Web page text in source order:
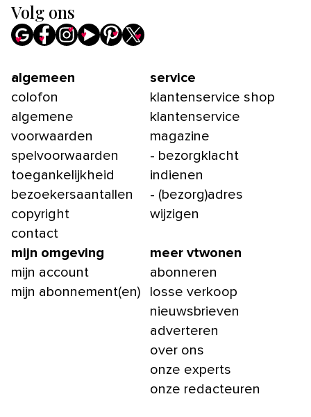
Volg ons
algemeen
colofon
algemene
voorwaarden
spelvoorwaarden
toegankelijkheid
bezoekersaantallen
copyright
contact
service
klantenservice shop
klantenservice
magazine
- bezorgklacht
indienen
- (bezorg)adres
wijzigen
mijn omgeving
mijn account
mijn abonnement(en)
meer vtwonen
abonneren
losse verkoop
nieuwsbrieven
adverteren
over ons
onze experts
onze redacteuren